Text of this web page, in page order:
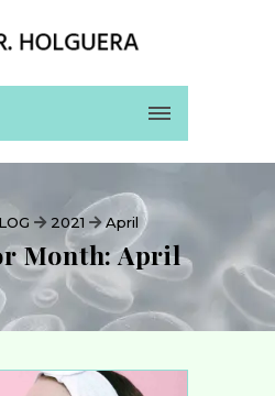
2021 April
Month: April